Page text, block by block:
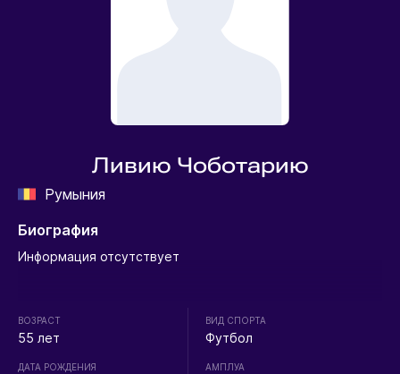
Ливию Чоботарию
Румыния
Биография
Информация отсутствует
ВОЗРАСТ
55 лет
ДАТА РОЖДЕНИЯ
ВИД СПОРТА
Футбол
АМПЛУА